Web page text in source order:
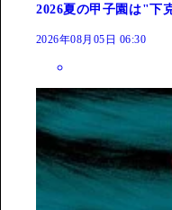
2026夏の甲子園は"下
2026年08月05日 06:30